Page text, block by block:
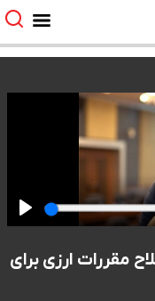
مقررات ارزی برای